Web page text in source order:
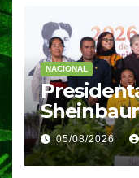
NACIONAL
Jornada
realizará
05/08/2026